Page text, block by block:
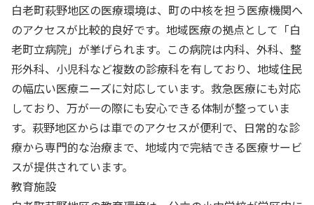
白老町萩野地区の医療環境は、町の中核を担う医療機関へ
のアクセスが比較的良好です。地域医療の拠点として「白
老町立病院」が挙げられます。この病院は内科、外科、整
形外科、小児科など複数の診療科を有しており、地域住民
の幅広い医療ニーズに対応しています。救急医療にも対応
しており、万が一の際にも安心できる体制が整っていま
す。萩野地区からは車でのアクセスが便利で、日常的な診
療から専門的な治療まで、地域内で完結できる医療サービ
スが提供されています。
教育施設